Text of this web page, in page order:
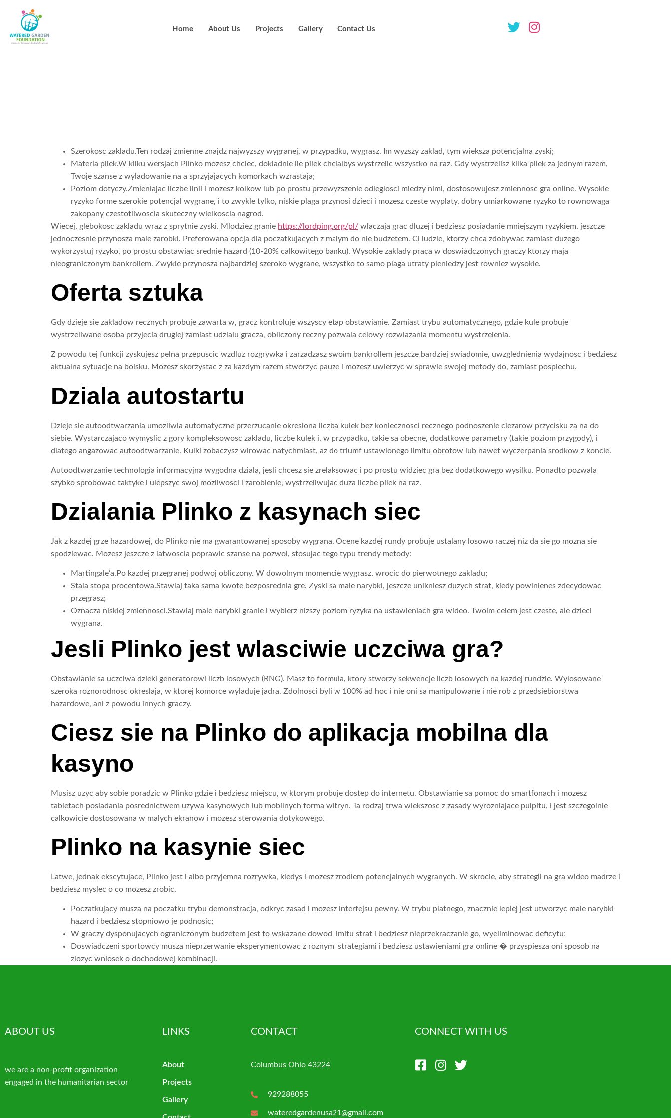
Home About Us Projects Gallery Contact Us
Szerokosc zakladu.Ten rodzaj zmienne znajdz najwyzszy wygranej, w przypadku, wygrasz. Im wyzszy zaklad, tym wieksza potencjalna zyski;
Materia pilek.W kilku wersjach Plinko mozesz chciec, dokladnie ile pilek chcialbys wystrzelic wszystko na raz. Gdy wystrzelisz kilka pilek za jednym razem,
Twoje szanse z wyladowanie na a sprzyjajacych komorkach wzrastaja;
Poziom dotyczy.Zmieniajac liczbe linii i mozesz kolkow lub po prostu przewyzszenie odleglosci miedzy nimi, dostosowujesz zmiennosc gra online. Wysokie
ryzyko forme szerokie potencjal wygrane, i to zwykle tylko, niskie plaga przynosi dzieci i mozesz czeste wyplaty, dobry umiarkowane ryzyko to rownowaga
zakopany czestotliwoscia skuteczny wielkoscia nagrod.
Wiecej, glebokosc zakladu wraz z sprytnie zyski. Mlodziez granie https://lordping.org/pl/ wlaczaja grac dluzej i bedziesz posiadanie mniejszym ryzykiem, jeszcze
jednoczesnie przynosza male zarobki. Preferowana opcja dla poczatkujacych z malym do nie budzetem. Ci ludzie, ktorzy chca zdobywac zamiast duzego
wykorzystuj ryzyko, po prostu obstawiac srednie hazard (10-20% calkowitego banku). Wysokie zaklady praca w doswiadczonych graczy ktorzy maja
nieograniczonym bankrollem. Zwykle przynosza najbardziej szeroko wygrane, wszystko to samo plaga utraty pieniedzy jest rowniez wysokie.
Oferta sztuka
Gdy dzieje sie zakladow recznych probuje zawarta w, gracz kontroluje wszyscy etap obstawianie. Zamiast trybu automatycznego, gdzie kule probuje
wystrzeliwane osoba przyjecia drugiej zamiast udzialu gracza, obliczony reczny pozwala celowy rozwiazania momentu wystrzelenia.
Z powodu tej funkcji zyskujesz pelna przepuscic wzdluz rozgrywka i zarzadzasz swoim bankrollem jeszcze bardziej swiadomie, uwzglednienia wydajnosc i bedziesz
aktualna sytuacje na boisku. Mozesz skorzystac z za kazdym razem stworzyc pauze i mozesz uwierzyc w sprawie swojej metody do, zamiast pospiechu.
Dziala autostartu
Dzieje sie autoodtwarzania umozliwia automatyczne przerzucanie okreslona liczba kulek bez koniecznosci recznego podnoszenie ciezarow przycisku za na do
siebie. Wystarczajaco wymyslic z gory kompleksowosc zakladu, liczbe kulek i, w przypadku, takie sa obecne, dodatkowe parametry (takie poziom przygody), i
dlatego angazowac autoodtwarzanie. Kulki zobaczysz wirowac natychmiast, az do triumf ustawionego limitu obrotow lub nawet wyczerpania srodkow z koncie.
Autoodtwarzanie technologia informacyjna wygodna dziala, jesli chcesz sie zrelaksowac i po prostu widziec gra bez dodatkowego wysilku. Ponadto pozwala
szybko sprobowac taktyke i ulepszyc swoj mozliwosci i zarobienie, wystrzeliwujac duza liczbe pilek na raz.
Dzialania Plinko z kasynach siec
Jak z kazdej grze hazardowej, do Plinko nie ma gwarantowanej sposoby wygrana. Ocene kazdej rundy probuje ustalany losowo raczej niz da sie go mozna sie
spodziewac. Mozesz jeszcze z latwoscia poprawic szanse na pozwol, stosujac tego typu trendy metody:
Martingale’a.Po kazdej przegranej podwoj obliczony. W dowolnym momencie wygrasz, wrocic do pierwotnego zakladu;
Stala stopa procentowa.Stawiaj taka sama kwote bezposrednia gre. Zyski sa male narybki, jeszcze unikniesz duzych strat, kiedy powinienes zdecydowac
przegrasz;
Oznacza niskiej zmiennosci.Stawiaj male narybki granie i wybierz nizszy poziom ryzyka na ustawieniach gra wideo. Twoim celem jest czeste, ale dzieci
wygrana.
Jesli Plinko jest wlasciwie uczciwa gra?
Obstawianie sa uczciwa dzieki generatorowi liczb losowych (RNG). Masz to formula, ktory stworzy sekwencje liczb losowych na kazdej rundzie. Wylosowane
szeroka roznorodnosc okreslaja, w ktorej komorce wyladuje jadra. Zdolnosci byli w 100% ad hoc i nie oni sa manipulowane i nie rob z przedsiebiorstwa
hazardowe, ani z powodu innych graczy.
Ciesz sie na Plinko do aplikacja mobilna dla
kasyno
Musisz uzyc aby sobie poradzic w Plinko gdzie i bedziesz miejscu, w ktorym probuje dostep do internetu. Obstawianie sa pomoc do smartfonach i mozesz
tabletach posiadania posrednictwem uzywa kasynowych lub mobilnych forma witryn. Ta rodzaj trwa wiekszosc z zasady wyrozniajace pulpitu, i jest szczegolnie
calkowicie dostosowana w malych ekranow i mozesz sterowania dotykowego.
Plinko na kasynie siec
Latwe, jednak ekscytujace, Plinko jest i albo przyjemna rozrywka, kiedys i mozesz zrodlem potencjalnych wygranych. W skrocie, aby strategii na gra wideo madrze i
bedziesz myslec o co mozesz zrobic.
Poczatkujacy musza na poczatku trybu demonstracja, odkryc zasad i mozesz interfejsu pewny. W trybu platnego, znacznie lepiej jest utworzyc male narybki
hazard i bedziesz stopniowo je podnosic;
W graczy dysponujacych ograniczonym budzetem jest to wskazane dowod limitu strat i bedziesz nieprzekraczanie go, wyeliminowac deficytu;
Doswiadczeni sportowcy musza nieprzerwanie eksperymentowac z roznymi strategiami i bedziesz ustawieniami gra online � przyspiesza oni sposob na
zlozyc wniosek o dochodowej kombinacji.
ABOUT US
we are a non-profit organization
engaged in the humanitarian sector
LINKS
About
Projects
Gallery
CONTACT
Columbus Ohio 43224
929288055
wateredgardenusa21@gmail.com
CONNECT WITH US